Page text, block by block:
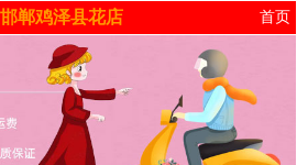
邯郸鸡泽县花店 首页